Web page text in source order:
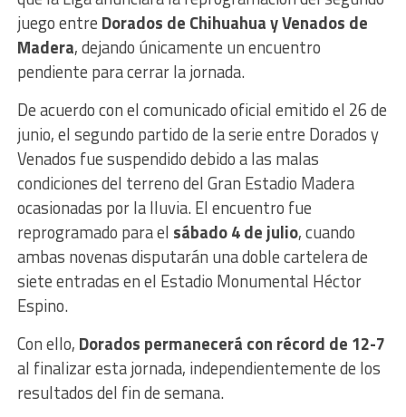
juego entre Dorados de Chihuahua y Venados de
Madera, dejando únicamente un encuentro
pendiente para cerrar la jornada.
De acuerdo con el comunicado oficial emitido el 26 de
junio, el segundo partido de la serie entre Dorados y
Venados fue suspendido debido a las malas
condiciones del terreno del Gran Estadio Madera
ocasionadas por la lluvia. El encuentro fue
reprogramado para el sábado 4 de julio, cuando
ambas novenas disputarán una doble cartelera de
siete entradas en el Estadio Monumental Héctor
Espino.
Con ello, Dorados permanecerá con récord de 12-7
al finalizar esta jornada, independientemente de los
resultados del fin de semana.